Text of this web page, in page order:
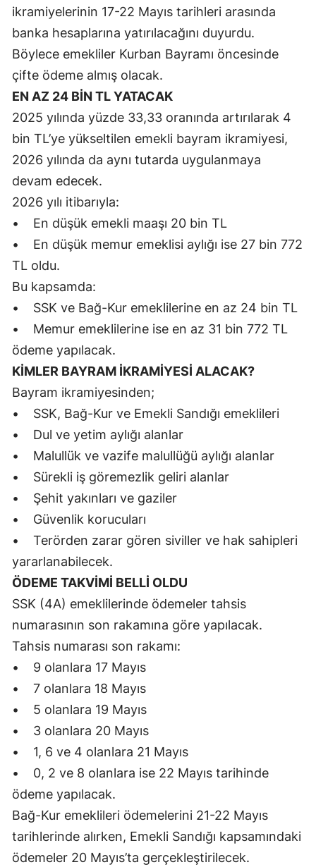
Malatya
Manisa
Muğla
Muş
Niğde
Ordu
Sakarya
Siirt
Tekirdağ
Tokat
Tunceli
Uşak
Van
Karaman
Batman
Şırnak
ikramiyelerinin 17-22 Mayıs tarihleri arasında
banka hesaplarına yatırılacağını duyurdu.
Böylece emekliler Kurban Bayramı öncesinde
çifte ödeme almış olacak.
EN AZ 24 BİN TL YATACAK
2025 yılında yüzde 33,33 oranında artırılarak 4
bin TL’ye yükseltilen emekli bayram ikramiyesi,
2026 yılında da aynı tutarda uygulanmaya
devam edecek.
2026 yılı itibarıyla:
• En düşük emekli maaşı 20 bin TL
• En düşük memur emeklisi aylığı ise 27 bin 772
TL oldu.
Bu kapsamda:
• SSK ve Bağ-Kur emeklilerine en az 24 bin TL
• Memur emeklilerine ise en az 31 bin 772 TL
ödeme yapılacak.
KİMLER BAYRAM İKRAMİYESİ ALACAK?
Bayram ikramiyesinden;
• SSK, Bağ-Kur ve Emekli Sandığı emeklileri
• Dul ve yetim aylığı alanlar
• Malullük ve vazife malullüğü aylığı alanlar
• Sürekli iş göremezlik geliri alanlar
• Şehit yakınları ve gaziler
• Güvenlik korucuları
• Terörden zarar gören siviller ve hak sahipleri
yararlanabilecek.
ÖDEME TAKVİMİ BELLİ OLDU
SSK (4A) emeklilerinde ödemeler tahsis
numarasının son rakamına göre yapılacak.
Tahsis numarası son rakamı:
• 9 olanlara 17 Mayıs
• 7 olanlara 18 Mayıs
• 5 olanlara 19 Mayıs
• 3 olanlara 20 Mayıs
• 1, 6 ve 4 olanlara 21 Mayıs
• 0, 2 ve 8 olanlara ise 22 Mayıs tarihinde
ödeme yapılacak.
Bağ-Kur emeklileri ödemelerini 21-22 Mayıs
tarihlerinde alırken, Emekli Sandığı kapsamındaki
ödemeler 20 Mayıs’ta gerçekleştirilecek.